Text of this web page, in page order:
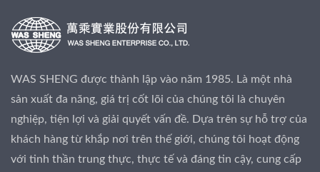
WAS SHENG được thành lập vào năm 1985. Là một nhà
sản xuất đa năng, giá trị cốt lõi của chúng tôi là chuyên
nghiệp, tiện lợi và giải quyết vấn đề. Dựa trên sự hỗ trợ của
khách hàng từ khắp nơi trên thế giới, chúng tôi hoạt động
với tinh thần trung thực, thực tế và đáng tin cậy, cung cấp